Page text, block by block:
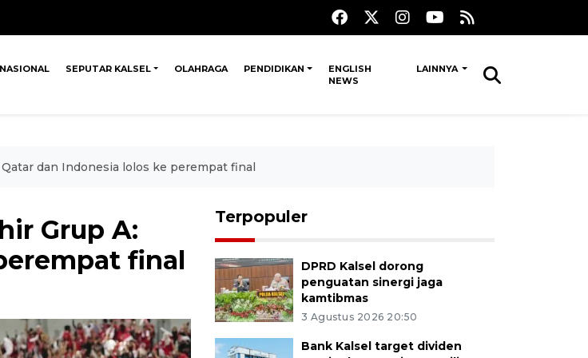
NASIONAL SEPUTAR KALSEL OLAHRAGA PENDIDIKAN
ENGLISH
NEWS
LAINNYA
dan Indonesia lolos ke perempat final
Grup A:
final
Terpopuler
DPRD Kalsel dorong
penguatan sinergi jaga
kamtibmas
3 Agustus 2026 20:50
Bank Kalsel target dividen